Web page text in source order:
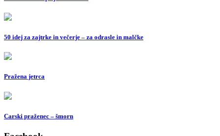
50 idej za zajtrke in večerje – za odrasle in malčke
Pražena jetrca
Carski praženec – šmorn